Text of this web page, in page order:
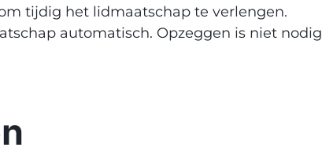
tijdig het lidmaatschap te verlengen.
automatisch. Opzeggen is niet